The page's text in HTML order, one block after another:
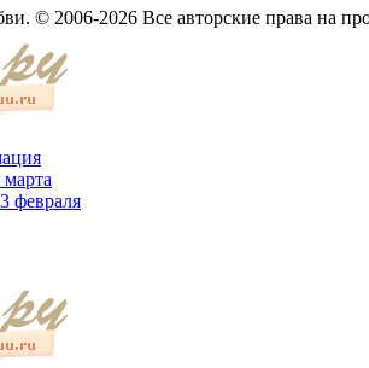
© 2006-2026 Все авторские права на
февраля